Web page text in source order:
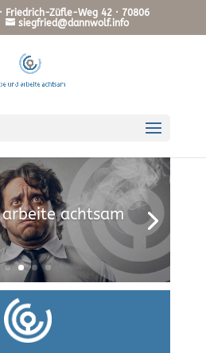
Friedrich-Züfle-Weg 42 · 70806
siegfried@dannwolf.info
achtsam